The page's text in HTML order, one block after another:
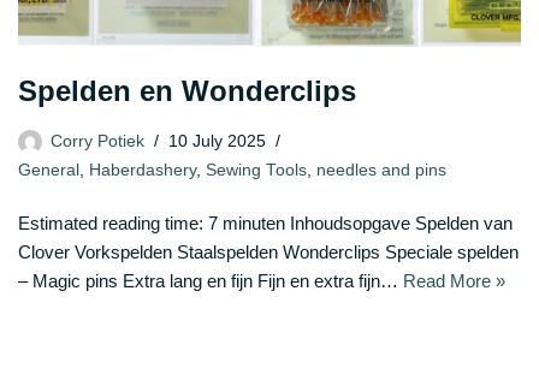
Spelden en Wonderclips
Corry Potiek
10 July 2025
General Haberdashery, Sewing Tools needles and pins
Estimated reading time: 7 minuten Inhoudsopgave Spelden van
Clover Vorkspelden Staalspelden Wonderclips Speciale spelden
– Magic pins Extra lang en fijn Fijn en extra fijn… Read More »